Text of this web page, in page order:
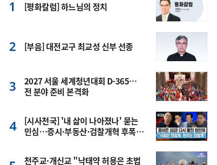
[평화칼럼] 하느님의 정치
[부음] 대전교구 최교성 신부 선종
2027 서울 세계청년대회 D-365…
전 분야 준비 본격화
[시사천국] '내 삶이 나아졌나' 묻는
민심…증시·부동산·검찰개혁 후폭
천주교·개신교 "낙태약 허용은 초법